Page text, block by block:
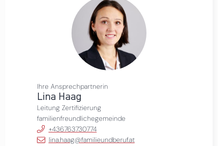
Ihre Ansprechpartnerin
Lina Haag
Leitung Zertifizierung
familienfreundlichegemeinde
+436763730774
lina.haag@familieundberuf.at